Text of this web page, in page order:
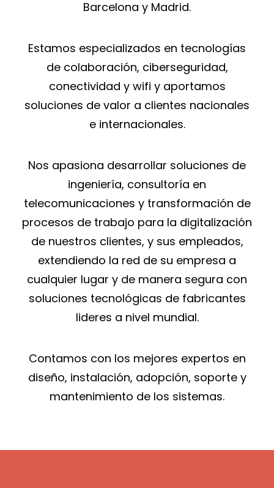
Barcelona y Madrid.
Estamos especializados en tecnologías
de colaboración, ciberseguridad,
conectividad y wifi y aportamos
soluciones de valor a clientes nacionales
e internacionales.
Nos apasiona desarrollar soluciones de
ingeniería, consultoría en
telecomunicaciones y transformación de
procesos de trabajo para la digitalización
de nuestros clientes, y sus empleados,
extendiendo la red de su empresa a
cualquier lugar y de manera segura con
soluciones tecnológicas de fabricantes
lideres a nivel mundial.
Contamos con los mejores expertos en
diseño, instalación, adopción, soporte y
mantenimiento de los sistemas.